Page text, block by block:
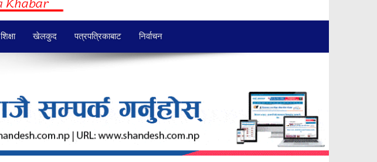
शिक्षा खेलकुद पत्रपत्रिकाबाट निर्वाचन